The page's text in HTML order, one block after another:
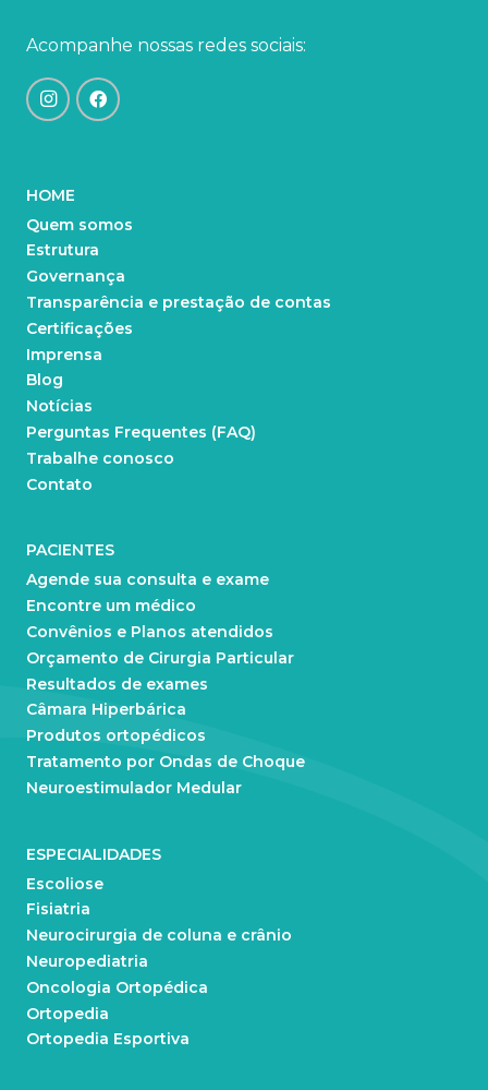
Acompanhe nossas redes sociais:
HOME
Quem somos
Estrutura
Governança
Transparência e prestação de contas
Certificações
Imprensa
Blog
Notícias
Perguntas Frequentes (FAQ)
Trabalhe conosco
Contato
PACIENTES
Agende sua consulta e exame
Encontre um médico
Convênios e Planos atendidos
Orçamento de Cirurgia Particular
Resultados de exames
Câmara Hiperbárica
Produtos ortopédicos
Tratamento por Ondas de Choque
Neuroestimulador Medular
ESPECIALIDADES
Escoliose
Fisiatria
Neurocirurgia de coluna e crânio
Neuropediatria
Oncologia Ortopédica
Ortopedia
Ortopedia Esportiva